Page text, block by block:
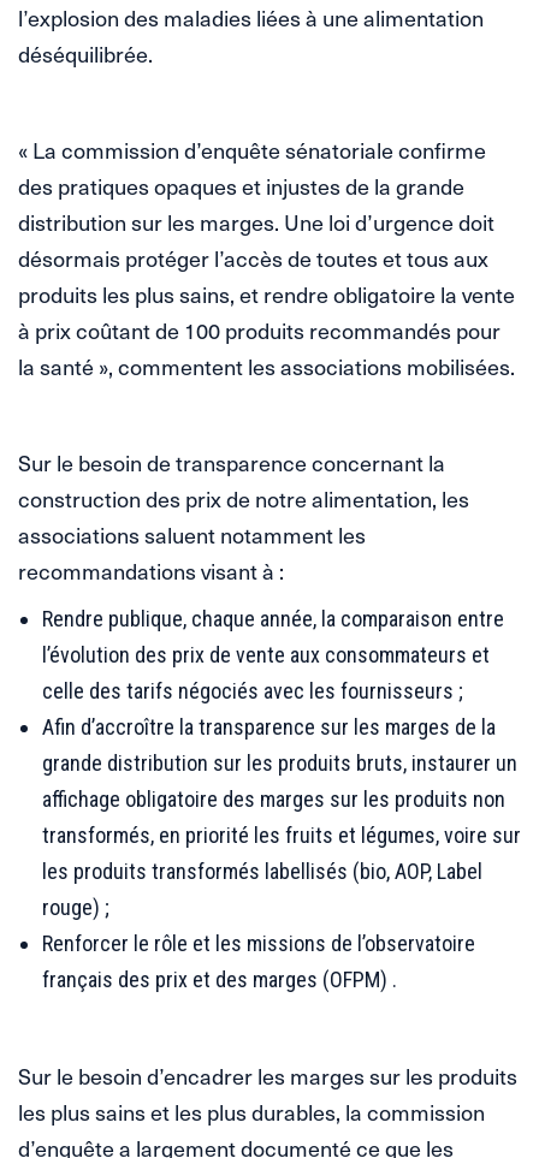
l’explosion des maladies liées à une alimentation
déséquilibrée.
« La commission d’enquête sénatoriale confirme
des pratiques opaques et injustes de la grande
distribution sur les marges. Une loi d’urgence doit
désormais protéger l’accès de toutes et tous aux
produits les plus sains, et rendre obligatoire la vente
à prix coûtant de 100 produits recommandés pour
la santé », commentent les associations mobilisées.
Sur le besoin de transparence concernant la
construction des prix de notre alimentation, les
associations saluent notamment les
recommandations visant à :
Rendre publique, chaque année, la comparaison entre
l’évolution des prix de vente aux consommateurs et
celle des tarifs négociés avec les fournisseurs ;
Afin d’accroître la transparence sur les marges de la
grande distribution sur les produits bruts, instaurer un
affichage obligatoire des marges sur les produits non
transformés, en priorité les fruits et légumes, voire sur
les produits transformés labellisés (bio, AOP, Label
rouge) ;
Renforcer le rôle et les missions de l’observatoire
français des prix et des marges (OFPM) .
Sur le besoin d’encadrer les marges sur les produits
les plus sains et les plus durables, la commission
d’enquête a largement documenté ce que les